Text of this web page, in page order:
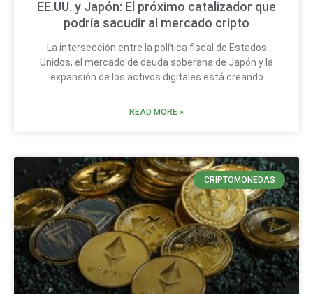
EE.UU. y Japón: El próximo catalizador que
podría sacudir al mercado cripto
La intersección entre la política fiscal de Estados
Unidos, el mercado de deuda soberana de Japón y la
expansión de los activos digitales está creando
READ MORE »
CRIPTOMONEDAS